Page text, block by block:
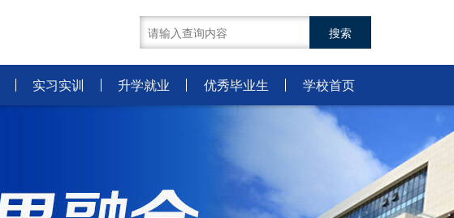
实习实训 升学就业 优秀毕业生 学校首页